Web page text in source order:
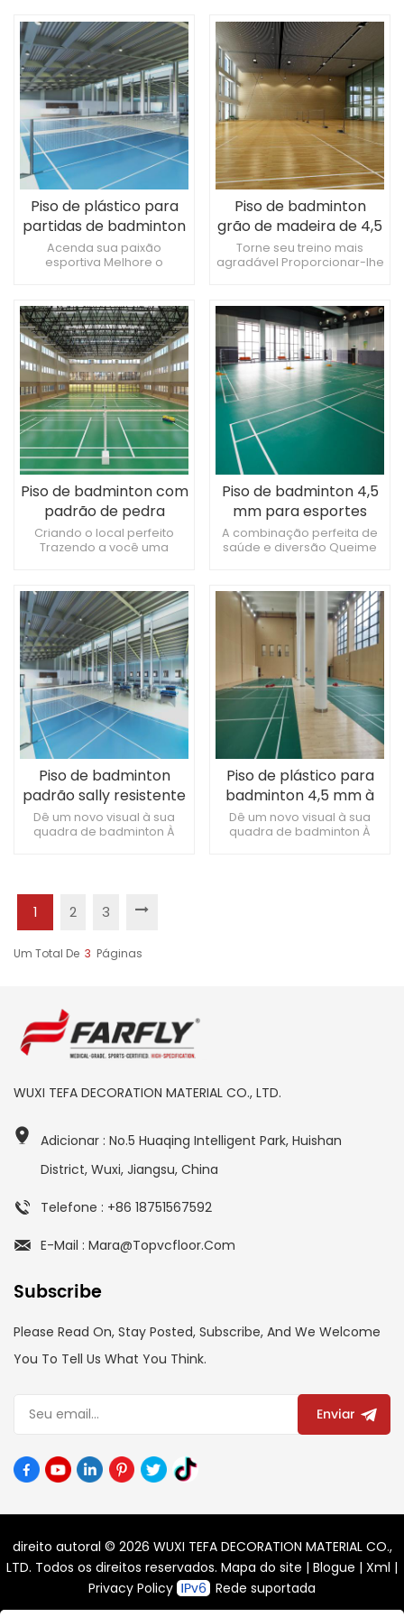
Adoro badminton, do chão
badminton
Piso de plástico para
partidas de badminton
6,0 mm
Acenda sua paixão
esportiva Melhore o
charmoso
Piso de badminton
grão de madeira de 4,5
mm
Torne seu treino mais
agradável Proporcionar-lhe
quadra de badminton
perfeita
Piso de badminton com
padrão de pedra
preciosa de 4,5 mm
Criando o local perfeito
Trazendo a você uma
benefício
Piso de badminton 4,5
mm para esportes
internos
A combinação perfeita de
saúde e diversão Queime
Piso de badminton
padrão sally resistente
a impactos 4,5 mm
Dê um novo visual à sua
quadra de badminton À
Piso de plástico para
badminton 4,5 mm à
prova de fogo
Dê um novo visual à sua
quadra de badminton À
1 2 3
Um Total De 3 Páginas
WUXI TEFA DECORATION MATERIAL CO., LTD.
Adicionar : No.5 Huaqing Intelligent Park, Huishan
District, Wuxi, Jiangsu, China
Telefone : +86 18751567592
E-Mail : Mara@topvcfloor.com
Subscribe
Please Read On, Stay Posted, Subscribe, And We Welcome
You To Tell Us What You Think.
Enviar
direito autoral © 2026 WUXI TEFA DECORATION MATERIAL CO.,
LTD. Todos os direitos reservados. Mapa do site | Blogue | Xml |
Privacy Policy
Rede suportada